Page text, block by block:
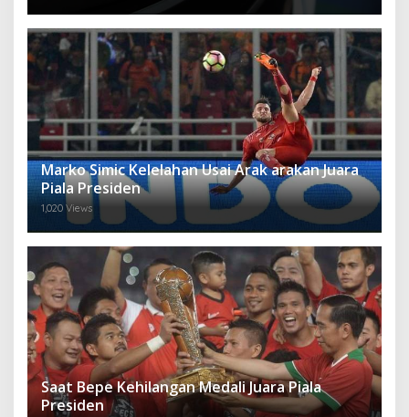
Marko Simic Kelelahan Usai Arak arakan Juara
Piala Presiden
1,020 Views
Saat Bepe Kehilangan Medali Juara Piala
Presiden